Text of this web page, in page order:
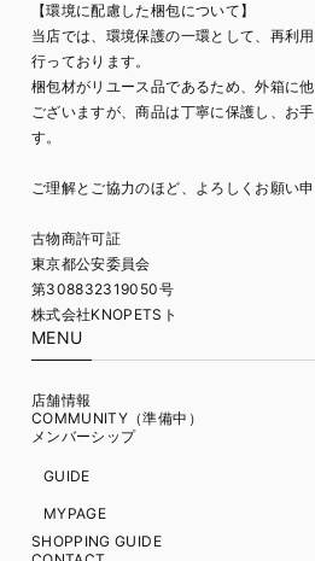
【環境に配慮した梱包について】
当店では、環境保護の一環として、再利
行っております。
梱包材がリユース品であるため、外箱に
ございますが、商品は丁寧に保護し、お
す。
ご理解とご協力のほど、よろしくお願い申
古物商許可証
東京都公安委員会
第308832319050号
株式会社KNOPETSト
MENU
店舗情報
COMMUNITY（準備中）
メンバーシップ
GUIDE
MYPAGE
SHOPPING GUIDE